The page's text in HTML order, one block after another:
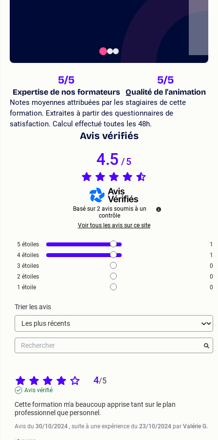
5/5
Expertise de nos formateurs
5/5
Qualité de l'animation
Notes moyennes attribuées par les stagiaires de cette
formation. Extraites à partir des questionnaires de
satisfaction. Calcul effectué toutes les 48h.
Avis vérifiés
4.5/5
Basé sur 2 avis soumis à un
contrôle
Voir tous les avis sur ce site
5 étoiles
1
4 étoiles
1
3 étoiles
0
2 étoiles
0
1 étoile 0
Trier les avis
4/5
Avis vérifié
Cette formation m'a beaucoup apprise tant sur le plan
professionnel que personnel.
Avis du 30/10/2024 , suite à une expérience du 23/10/2024 par Valérie G.